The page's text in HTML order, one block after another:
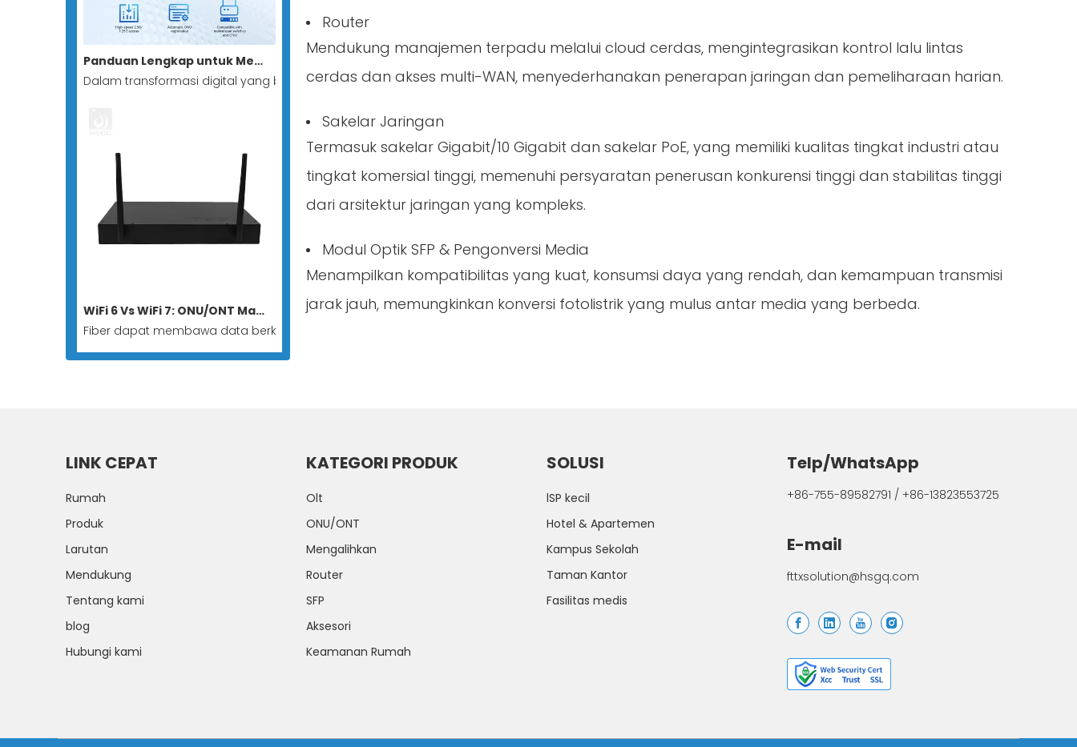
Panduan Lengkap untuk Mengarahkan Switch-to-GPON Stick: Membangun Solusi Jaringan Semua Optik yang Minimalis dan Berbiaya Rendah
Dalam transformasi digital yang berkembang pesat saat ini, baik itu ISP kecil dan menengah, jaringan kampus perusahaan, atau penggemar jaringan rumah yang
WiFi 6 Vs WiFi 7: ONU/ONT Mana yang Cocok untuk Semua Jaringan Optik?
Fiber dapat membawa data berkecepatan tinggi ke AP langit-langit atau ONU jarak jauh, namun perangkat tetap membutuhkan daya yang andal. Kesenjangan
Router
Mendukung manajemen terpadu melalui cloud cerdas, mengintegrasikan kontrol lalu lintas
cerdas dan akses multi-WAN, menyederhanakan penerapan jaringan dan pemeliharaan harian.
Sakelar Jaringan
Termasuk sakelar Gigabit/10 Gigabit dan sakelar PoE, yang memiliki kualitas tingkat industri atau
tingkat komersial tinggi, memenuhi persyaratan penerusan konkurensi tinggi dan stabilitas tinggi
dari arsitektur jaringan yang kompleks.
Modul Optik SFP & Pengonversi Media
Menampilkan kompatibilitas yang kuat, konsumsi daya yang rendah, dan kemampuan transmisi
jarak jauh, memungkinkan konversi fotolistrik yang mulus antar media yang berbeda.
LINK CEPAT
Rumah
Produk
Larutan
Mendukung
Tentang kami
blog
Hubungi kami
KATEGORI PRODUK
Olt
ONU/ONT
Mengalihkan
Router
SFP
Aksesori
Keamanan Rumah
SOLUSI
lSP kecil
Hotel & Apartemen
Kampus Sekolah
Taman Kantor
Fasilitas medis
Telp/WhatsApp
+86-755-89582791 / +86-13823553725
E-mail
fttxsolution@hsgq.com